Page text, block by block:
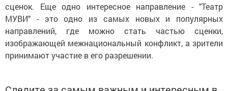
сценок. Еще одно интересное направление - "Театр
МУВИ" - это одно из самых новых и популярных
направлений, где можно стать частью сценки,
изображающей межнациональный конфликт, а зрители
принимают участие в его разрешении.